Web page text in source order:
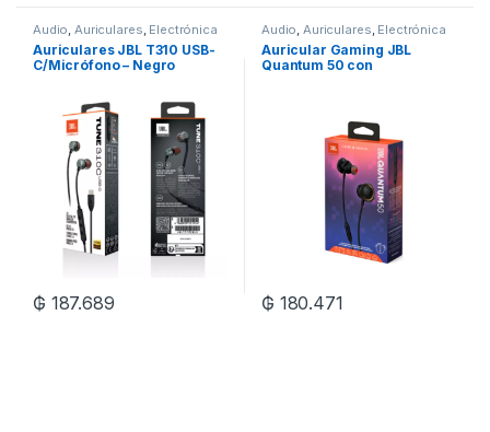
Audio,Auriculares, Electrónica
Auriculares JBL T310 USB-
C/Micrófono – Negro
₲ 187.689
Audio,Auriculares, Electrónica
Auricular Gaming JBL
Quantum 50 con
₲ 180.471